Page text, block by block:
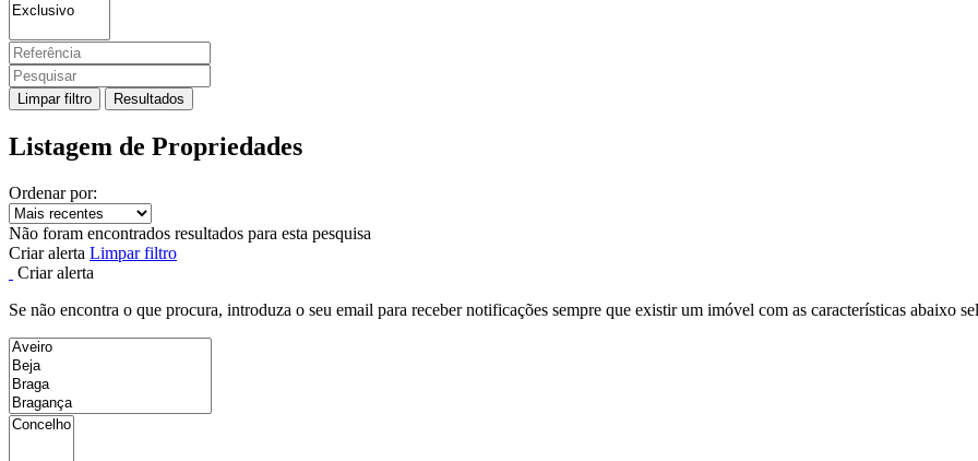
Limpar filtro Resultados
Listagem de Propriedades
Ordenar por:
Não foram encontrados resultados para esta pesquisa
Criar alerta Limpar filtro
Criar alerta
Se não encontra o que procura, introduza o seu email para receber notificações sempre que existir um imóvel com as características abaixo